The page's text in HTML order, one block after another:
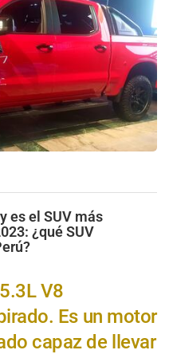
es el SUV más
¿qué SUV
V8
Es un motor
capaz de llevar